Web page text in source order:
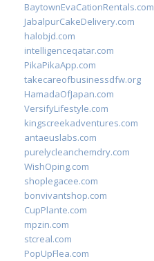
BaytownEvaCationRentals.com
JabalpurCakeDelivery.com
halobjd.com
intelligenceqatar.com
PikaPikaApp.com
takecareofbusinessdfw.org
HamadaOfJapan.com
VersifyLifestyle.com
kingscreekadventures.com
antaeuslabs.com
purelycleanchemdry.com
WishOping.com
shoplegacee.com
bonvivantshop.com
CupPlante.com
mpzin.com
stcreal.com
PopUpFlea.com